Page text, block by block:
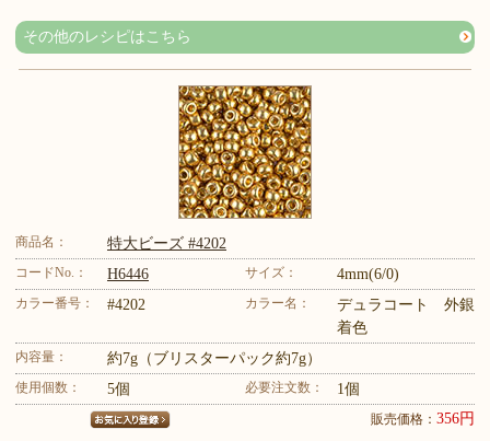
その他のレシピはこちら
商品名： 特大ビーズ #4202
コードNo.： H6446 サイズ： 4mm(6/0)
カラー番号： #4202 カラー名：
デュラコート 外銀
着色
内容量： 約7g（ブリスターパック約7g）
使用個数： 5個 必要注文数： 1個
販売価格： 356円